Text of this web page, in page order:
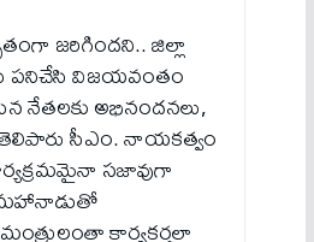
జరిగిందని.. జిల్లా
విజయవంతం
నేతలకు అభినందనలు,
తెలిపారు సీఎం. నాయకత్వం
సజావుగా
మహానాడుతో
కార్యకర్తల్లా